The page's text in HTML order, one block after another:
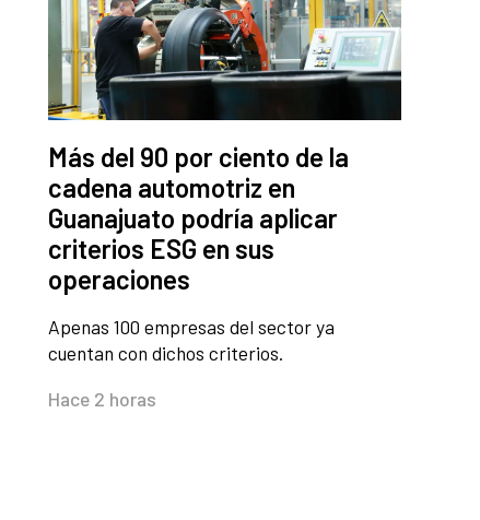
Más del 90 por ciento de la
cadena automotriz en
Guanajuato podría aplicar
criterios ESG en sus
operaciones
Apenas 100 empresas del sector ya
cuentan con dichos criterios.
Hace 2 horas